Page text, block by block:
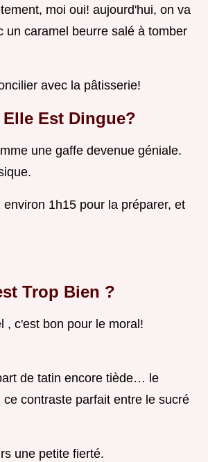
moi oui! aujourd'hui, on va
un caramel beurre salé à tomber
avec la pâtisserie!
Est Dingue?
une gaffe devenue géniale.
1h15 pour la préparer, et
Trop Bien ?
, c'est bon pour le moral!
de tatin encore tiède… le
contraste parfait entre le sucré
une petite fierté.